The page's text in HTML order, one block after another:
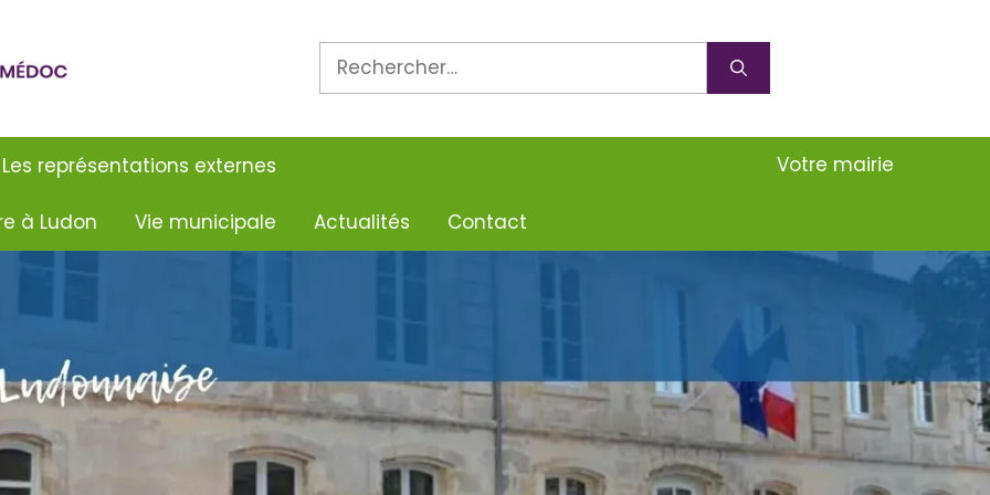
Rechercher :
Votre mairie
à Ludon Vie municipale Actualités Contact